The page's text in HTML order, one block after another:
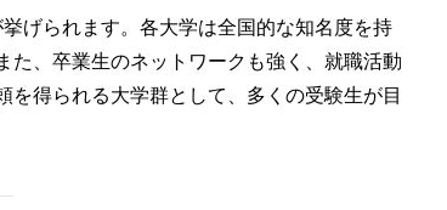
げられます。各大学は全国的な知名度を持
た、卒業生のネットワークも強く、就職活動
得られる大学群として、多くの受験生が目